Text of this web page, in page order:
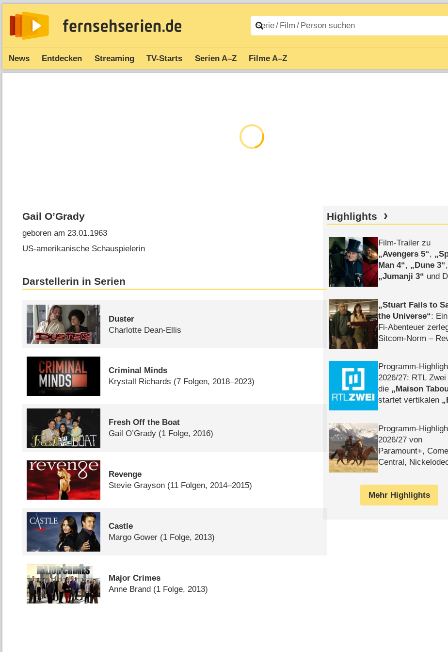
News Entdecken Streaming TV-Starts Serien A–Z Filme A–Z
Gail O’Grady
geboren am 23.01.1963
US-amerikanische Schauspielerin
Darstellerin in Serien
Duster
Charlotte Dean-Ellis
Criminal Minds
Krystall Richards (7 Folgen, 2018–2023)
Fresh Off the Boat
Gail O’Grady (1 Folge, 2016)
Revenge
Stevie Grayson (11 Folgen, 2014–2015)
Castle
Margo Gower (1 Folge, 2013)
Major Crimes
Anne Brand (1 Folge, 2013)
Highlights
Film-Trailer zu
Avengers 5 ,
Man 4 , Dune 3 ,
Jumanji 3
und
Stuart Fails to
the Universe :
Fi-Abenteuer
Sitcom-Norm –
Programm-
2026/​27: RTL
die
Maison
startet vertikalen
Programm-
2026/​27 von
Paramount+,
Central,
Mehr Highlights